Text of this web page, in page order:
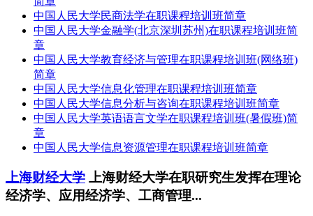
中国人民大学民商法学在职课程培训班简章
中国人民大学金融学(北京深圳苏州)在职课程培训班简
章
中国人民大学教育经济与管理在职课程培训班(网络班)
简章
中国人民大学信息化管理在职课程培训班简章
中国人民大学信息分析与咨询在职课程培训班简章
中国人民大学英语语言文学在职课程培训班(暑假班)简
章
中国人民大学信息资源管理在职课程培训班简章
上海财经大学 上海财经大学在职研究生发挥在理论
经济学、应用经济学、工商管理...